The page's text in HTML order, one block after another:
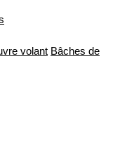
volant Bâches de